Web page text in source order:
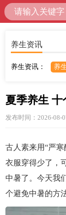
养生资讯
养生资讯： 养
夏季养生
发布时间：2026-08-
古人素来用“严
衣服穿得少了，
中暑了。今天我
个避免中暑的方